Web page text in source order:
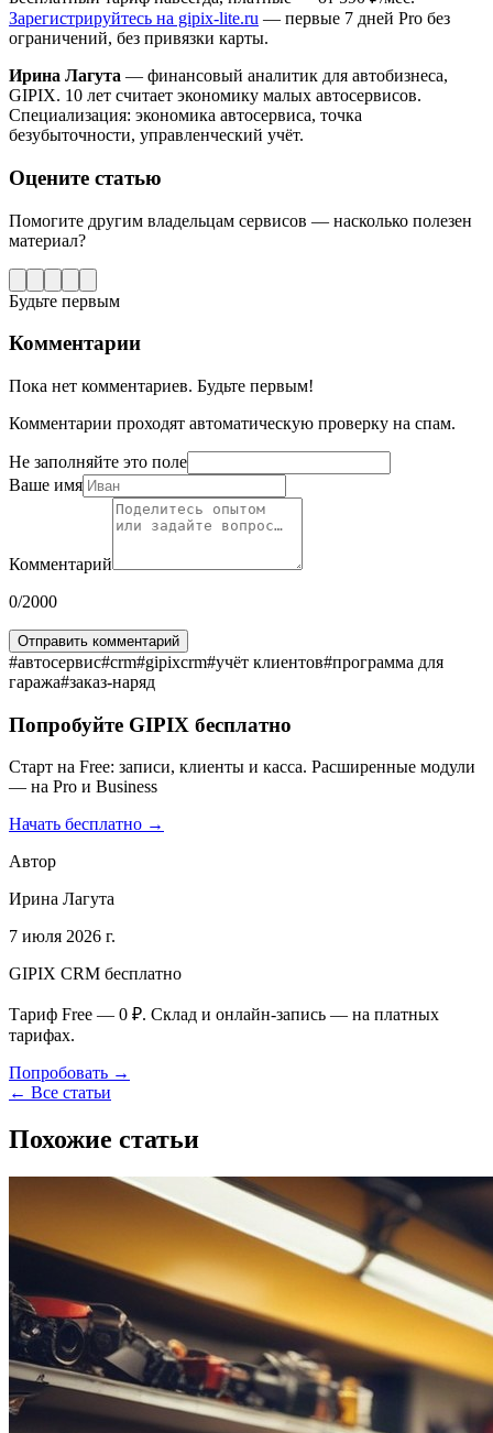
Зарегистрируйтесь на gipix-lite.ru — первые 7 дней Pro без
ограничений, без привязки карты.
Ирина Лагута — финансовый аналитик для автобизнеса,
GIPIX. 10 лет считает экономику малых автосервисов.
Специализация: экономика автосервиса, точка
безубыточности, управленческий учёт.
Оцените статью
Помогите другим владельцам сервисов — насколько полезен
материал?
Будьте первым
Комментарии
Пока нет комментариев. Будьте первым!
Комментарии проходят автоматическую проверку на спам.
Не заполняйте это поле
Ваше имя
Комментарий
0/2000
Отправить комментарий
#автосервис#crm#gipixcrm#учёт клиентов#программа для
гаража#заказ-наряд
Попробуйте GIPIX бесплатно
Старт на Free: записи, клиенты и касса. Расширенные модули
— на Pro и Business
Начать бесплатно →
Автор
Ирина Лагута
7 июля 2026 г.
GIPIX CRM бесплатно
Тариф Free — 0 ₽. Склад и онлайн-запись — на платных
тарифах.
Попробовать →
← Все статьи
Похожие статьи